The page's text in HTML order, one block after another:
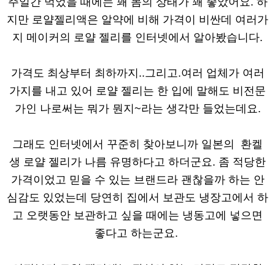
지만 로얄젤리액은 알약에 비해 가격이 비싼데 여러가
지 메이커의 로얄 젤리를 인터넷에서 알아봤습니다.
가격도 최상부터 최하까지..그리고.여러 업체가 여러
가지를 내고 있어 로얄 젤리는 한 입에 말해도 비전문
가인 나로써는 뭐가 뭔지~라는 생각만 들었는데요.
그래도 인터넷에서 꾸준히 찾아보니까 일본의 환켈
생 로얄 젤리가 나름 유명하다고 하더군요. 좀 적당한
가격이었고 믿을 수 있는 브랜드라 괜찮을까 하는 안
심감도 있었는데 당연히 집에서 보관도 냉장고에서 하
고 오랫동안 보관하고 싶을 때에는 냉동고에 넣으면
좋다고 하는군요.